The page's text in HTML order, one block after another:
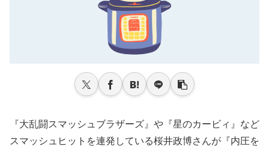
『大乱闘スマッシュブラザーズ』や『星のカービィ』など
スマッシュヒットを連発している桜井政博さんが『内圧を